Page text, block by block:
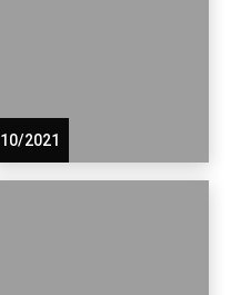
10/2021